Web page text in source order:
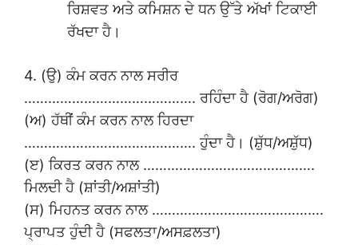
ਰਿਸ਼ਵਤ ਅਤੇ ਕਮਿਸ਼ਨ ਦੇ ਧਨ ਉੱਤੇ ਅੱਖਾਂ ਟਿਕਾਈ
ਰੱਖਦਾ ਹੈ।
4. (ਉ) ਕੰਮ ਕਰਨ ਨਾਲ ਸਰੀਰ
……………………………………. ਰਹਿੰਦਾ ਹੈ (ਰੋਗ/ਅਰੋਗ)
(ਅ) ਹੱਥੀਂ ਕੰਮ ਕਰਨ ਨਾਲ ਹਿਰਦਾ
……………………………………. ਹੁੰਦਾ ਹੈ। (ਸ਼ੁੱਧ/ਅਸ਼ੁੱਧ)
(ੲ) ਕਿਰਤ ਕਰਨ ਨਾਲ …………………………………….
ਮਿਲਦੀ ਹੈ (ਸ਼ਾਂਤੀ/ਅਸ਼ਾਂਤੀ)
(ਸ) ਮਿਹਨਤ ਕਰਨ ਨਾਲ …………………………………….
ਪ੍ਰਾਪਤ ਹੁੰਦੀ ਹੈ (ਸਫਲਤਾ/ਅਸਫ਼ਲਤਾ)